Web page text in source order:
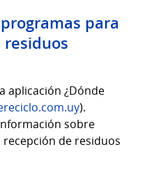
para
residuos
aplicación ¿Dónde
).
sobre
de residuos